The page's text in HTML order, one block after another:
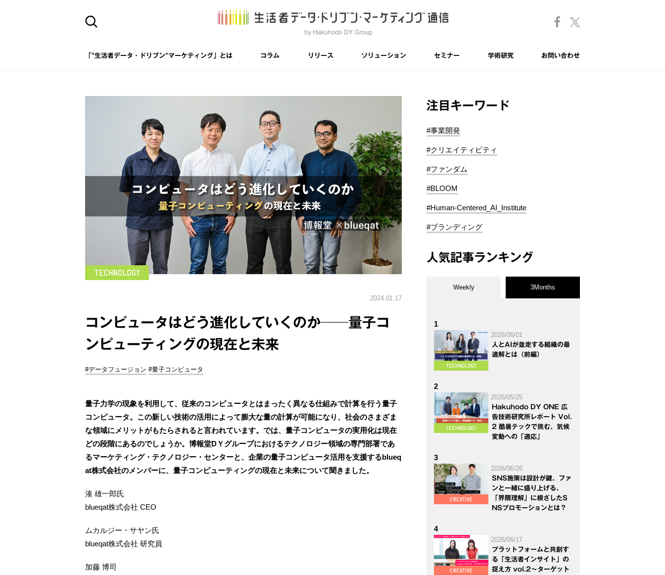
「"生活者データ・ドリブン"マーケティング」とは コラム リリース ソリューション セミナー 学術研究 お問い合わせ
2024.01.17
コンピュータはどう進化していくのか──量子コ
ンピューティングの現在と未来
#データフュージョン #量子コンピュータ
量子力学の現象を利用して、従来のコンピュータとはまったく異なる仕組みで計算を行う量子
コンピュータ。この新しい技術の活用によって膨大な量の計算が可能になり、社会のさまざま
な領域にメリットがもたらされると言われています。では、量子コンピュータの実用化は現在
どの段階にあるのでしょうか。博報堂DＹグループにおけるテクノロジー領域の専門部署であ
るマーケティング・テクノロジー・センターと、企業の量子コンピュータ活用を支援するblueq
at株式会社のメンバーに、量子コンピューティングの現在と未来について聞きました。
湊 雄一郎氏
blueqat株式会社 CEO
ムカルジー・サヤン氏
blueqat株式会社 研究員
加藤 博司
注目キーワード
#事業開発
#クリエイティビティ
#ファンダム
#BLOOM
#Human-Centered_AI_Institute
#ブランディング
人気記事ランキング
Weekly 3Months
1
2026/06/01
人とAIが並走する組織の最
適解とは（前編）
2
2026/05/25
Hakuhodo DY ONE 広
告技術研究所レポート Vol.
2 酷暑テックで挑む、気候
変動への「適応」
3
2026/06/26
SNS施策は設計が鍵。ファ
ンと一緒に盛り上げる、
「界隈理解」に根ざしたS
NSプロモーションとは？
4
2026/06/17
プラットフォームと共創す
る「生活者インサイト」の
捉え方 vol.2～ターゲット